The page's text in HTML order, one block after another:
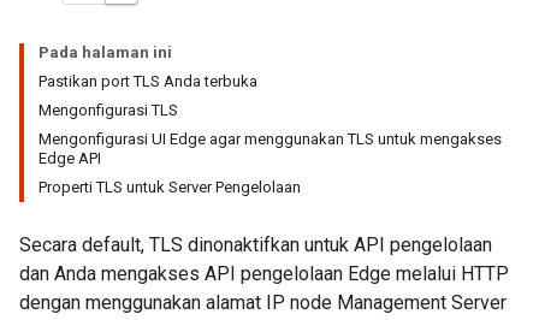
Pada halaman ini
Pastikan port TLS Anda terbuka
Mengonfigurasi TLS
Mengonfigurasi UI Edge agar menggunakan TLS untuk mengakses
Edge API
Properti TLS untuk Server Pengelolaan
Secara default, TLS dinonaktifkan untuk API pengelolaan
dan Anda mengakses API pengelolaan Edge melalui HTTP
dengan menggunakan alamat IP node Management Server